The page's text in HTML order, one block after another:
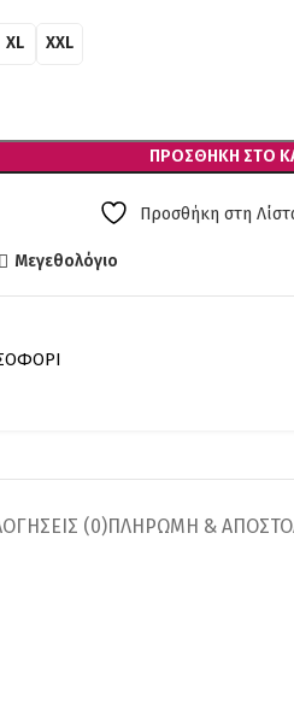
XL XXL
ΠΡΟΣΘΉΚΗ ΣΤΟ
Προσθήκη στη
Μεγεθολόγιο
(0)ΠΛΗΡΩΜΗ &